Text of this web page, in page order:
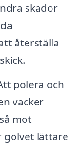
skador
återställa
polera och
vacker
mot
golvet lättare